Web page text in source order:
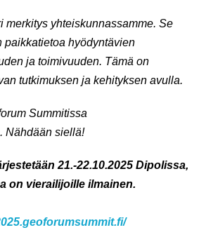
merkitys yhteiskunnassamme. Se
paikkatietoa hyödyntävien
ja toimivuuden. Tämä on
tutkimuksen ja kehityksen avulla.
Summitissa
Nähdään siellä!
21.-22.10.2025 Dipolissa,
on vierailijoille ilmainen.